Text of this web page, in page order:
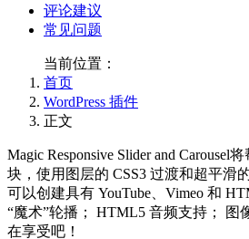
评论建议
常见问题
当前位置：
首页
WordPress 插件
正文
Magic Responsive Slider and Carousel
块，使用图层的 CSS3 过渡和超平滑
可以创建具有 YouTube、Vimeo 和
“魔术”轮播； HTML5 音频支持； 图
在享受吧！